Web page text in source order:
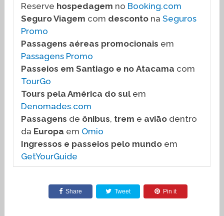
Reserve hospedagem no Booking.com
Seguro Viagem com desconto naSeguros
Promo
Passagens aéreas promocionais em
Passagens Promo
Passeios em Santiago e no Atacama com
TourGo
Tours pela América do sulem
Denomades.com
Passagens de ônibus, trem e avião dentro
da Europa em Omio
Ingressos e passeios pelo mundo em
GetYourGuide
Share Tweet Pin it